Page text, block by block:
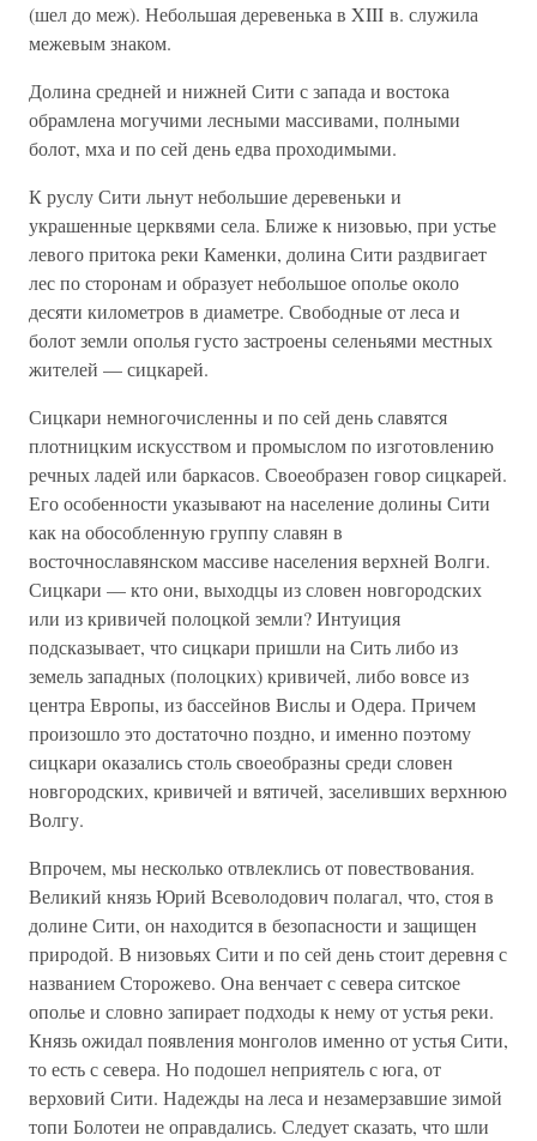
(шел до меж). Небольшая деревенька в XIII в. служила
межевым знаком.
Долина средней и нижней Сити с запада и востока
обрамлена могучими лесными массивами, полными
болот, мха и по сей день едва проходимыми.
К руслу Сити льнут небольшие деревеньки и
украшенные церквями села. Ближе к низовью, при устье
левого притока реки Каменки, долина Сити раздвигает
лес по сторонам и образует небольшое ополье около
десяти километров в диаметре. Свободные от леса и
болот земли ополья густо застроены селеньями местных
жителей — сицкарей.
Сицкари немногочисленны и по сей день славятся
плотницким искусством и промыслом по изготовлению
речных ладей или баркасов. Своеобразен говор сицкарей.
Его особенности указывают на население долины Сити
как на обособленную группу славян в
восточнославянском массиве населения верхней Волги.
Сицкари — кто они, выходцы из словен новгородских
или из кривичей полоцкой земли? Интуиция
подсказывает, что сицкари пришли на Сить либо из
земель западных (полоцких) кривичей, либо вовсе из
центра Европы, из бассейнов Вислы и Одера. Причем
произошло это достаточно поздно, и именно поэтому
сицкари оказались столь своеобразны среди словен
новгородских, кривичей и вятичей, заселивших верхнюю
Волгу.
Впрочем, мы несколько отвлеклись от повествования.
Великий князь Юрий Всеволодович полагал, что, стоя в
долине Сити, он находится в безопасности и защищен
природой. В низовьях Сити и по сей день стоит деревня с
названием Сторожево. Она венчает с севера ситское
ополье и словно запирает подходы к нему от устья реки.
Князь ожидал появления монголов именно от устья Сити,
то есть с севера. Но подошел неприятель с юга, от
верховий Сити. Надежды на леса и незамерзавшие зимой
топи Болотеи не оправдались. Следует сказать, что шли